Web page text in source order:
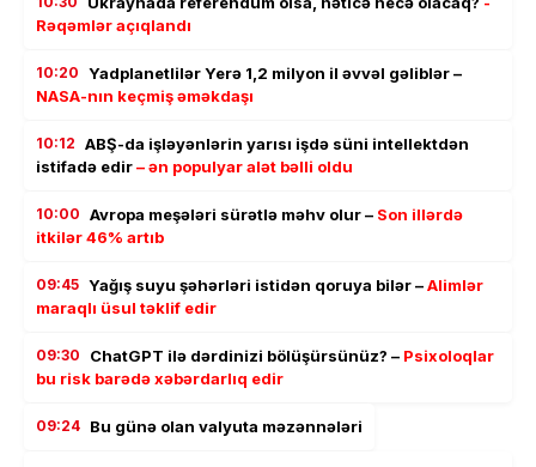
Rəqəmlər açıqlandı
10:20 Yadplanetlilər Yerə 1,2 milyon il əvvəl gəliblər –
NASA-nın keçmiş əməkdaşı
10:12 ABŞ-da işləyənlərin yarısı işdə süni intellektdən
istifadə edir– ən populyar alət bəlli oldu
10:00 Avropa meşələri sürətlə məhv olur – Son illərdə
itkilər 46% artıb
09:45 Yağış suyu şəhərləri istidən qoruya bilər –Alimlər
maraqlı üsul təklif edir
09:30 ChatGPT ilə dərdinizi bölüşürsünüz? – Psixoloqlar
bu risk barədə xəbərdarlıq edir
09:24 Bu günə olan valyuta məzənnələri